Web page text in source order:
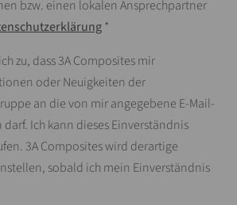
bzw. einen lokalen Ansprechpartner
*
zu, dass 3A Composites mir
oder Neuigkeiten der
an die von mir angegebene E-Mail-
darf. Ich kann dieses Einverständnis
3A Composites wird derartige
sobald ich mein Einverständnis